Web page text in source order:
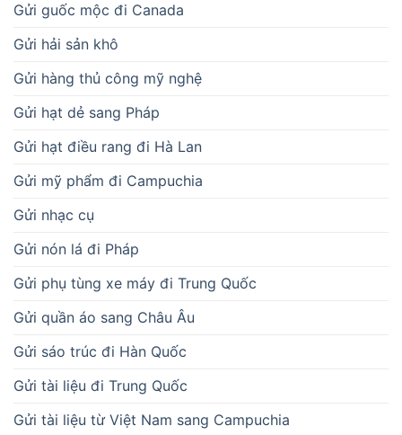
Gửi guốc mộc đi Canada
Gửi hải sản khô
Gửi hàng thủ công mỹ nghệ
Gửi hạt dẻ sang Pháp
Gửi hạt điều rang đi Hà Lan
Gửi mỹ phẩm đi Campuchia
Gửi nhạc cụ
Gửi nón lá đi Pháp
Gửi phụ tùng xe máy đi Trung Quốc
Gửi quần áo sang Châu Âu
Gửi sáo trúc đi Hàn Quốc
Gửi tài liệu đi Trung Quốc
Gửi tài liệu từ Việt Nam sang Campuchia